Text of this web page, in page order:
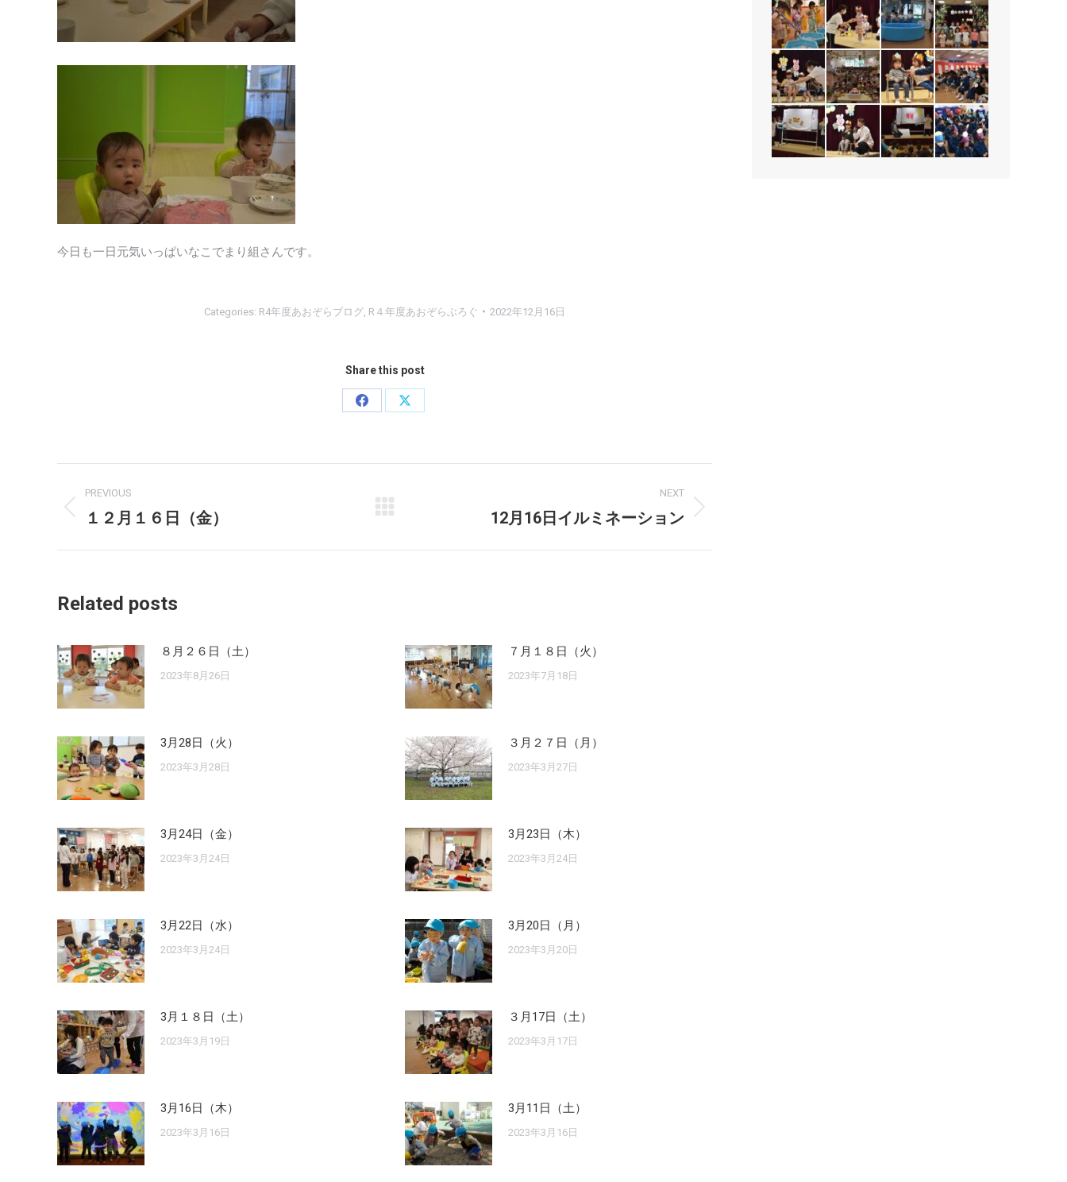
今日も一日元気いっぱいなこでまり組さんです。
Categories: R4年度あおぞらブログ R４年度あおぞらぶろぐ 2022年12月16日
Share this post
Share
Share
navigation
PREVIOUS
Previous
１２月１６日（金）
NEXT
12月16日イルミネーション
Related posts
８月２６日（土）
2023年8月26日
７月１８日（火）
2023年7月18日
3月28日（火）
2023年3月28日
３月２７日（月）
2023年3月27日
3月24日（金）
2023年3月24日
3月23日（木）
2023年3月24日
3月22日（水）
2023年3月24日
3月20日（月）
2023年3月20日
3月１８日（土）
2023年3月19日
３月17日（土）
2023年3月17日
3月16日（木）
2023年3月16日
3月11日（土）
2023年3月16日